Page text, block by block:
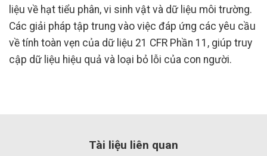
liệu về hạt tiểu phân, vi sinh vật và dữ liệu môi trường.
Các giải pháp tập trung vào việc đáp ứng các yêu cầu
về tính toàn vẹn của dữ liệu 21 CFR Phần 11, giúp truy
cập dữ liệu hiệu quả và loại bỏ lỗi của con người.
Tài liệu liên quan